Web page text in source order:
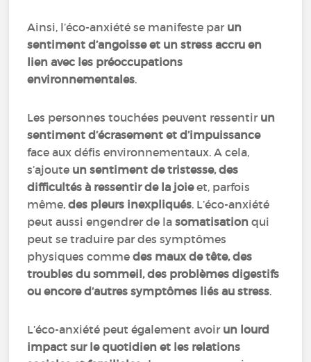
Ainsi, l’éco-anxiété se manifeste par un
sentiment d’angoisse et un stress accru en
lien avec les préoccupations
environnementales.
Les personnes touchées peuvent ressentir un
sentiment d’écrasement et d’impuissance
face aux défis environnementaux. A cela,
s’ajoute un sentiment de tristesse, des
difficultés à ressentir de la joieet, parfois
même,des pleurs inexpliqués. L’éco-anxiété
peut aussi engendrer de lasomatisationqui
peut se traduire par des symptômes
physiques comme des maux de tête, des
troubles du sommeil, des problèmes digestifs
ou encore d’autres symptômes liés au stress.
L’éco-anxiété peut également avoir un lourd
impact sur le quotidien et les relations